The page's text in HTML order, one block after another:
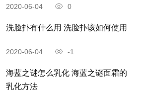
2020-06-04 0
洗脸扑有什么用 洗脸扑该如何使用
2020-06-04 -1
海蓝之谜怎么乳化 海蓝之谜面霜的
乳化方法